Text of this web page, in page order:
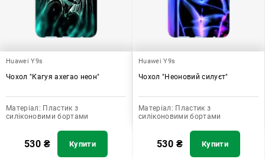
Huawei Y9s
Чохол "Кагуя ахегао неон"
Матеріал: Пластик з
силіконовими бортами
530 ₴ Купити
Huawei Y9s
Чохол "Неоновий силуєт"
Матеріал: Пластик з
силіконовими бортами
530 ₴ Купити